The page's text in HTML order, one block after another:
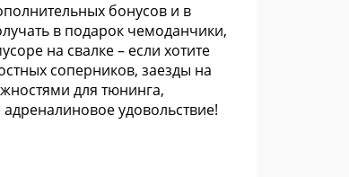
бонусов и в
в подарок чемоданчики,
на свалке – если хотите
соперников, заезды на
для тюнинга,
удовольствие!